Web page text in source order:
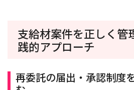
支給材案件を正しく管
践的アプローチ
再委託の届出・承認制度